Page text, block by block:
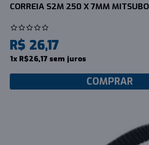
CORREIA S2M 250 X 7MM
R$ 26,17
1x R$26,17 sem juros
COMPRAR